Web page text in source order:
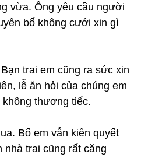
vừa. Ông yêu cầu người
bố không cưới xin gì
trai em cũng ra sức xin
lễ ăn hỏi của chúng em
thương tiếc.
Bố em vẫn kiên quyết
nhà trai cũng rất căng